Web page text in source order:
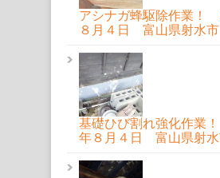
アシナガ蜂駆除作業！
８月４日 富山県射水市
基礎ひび割れ強化作業
年８月４日 富山県射